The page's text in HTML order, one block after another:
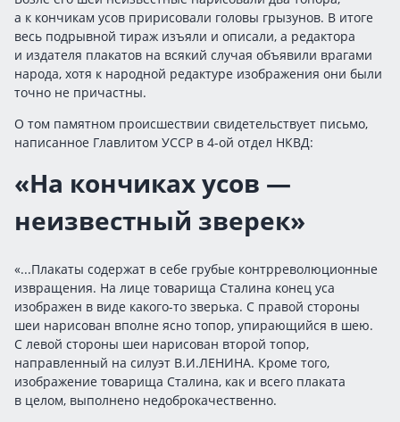
а к кончикам усов пририсовали головы грызунов. В итоге
весь подрывной тираж изъяли и описали, а редактора
и издателя плакатов на всякий случая объявили врагами
народа, хотя к народной редактуре изображения они были
точно не причастны.
О том памятном происшествии свидетельствует письмо,
написанное Главлитом УССР в 4-ой отдел НКВД:
«На кончиках усов —
неизвестный зверек»
«...Плакаты содержат в себе грубые контрреволюционные
извращения. На лице товарища Сталина конец уса
изображен в виде какого-то зверька. С правой стороны
шеи нарисован вполне ясно топор, упирающийся в шею.
С левой стороны шеи нарисован второй топор,
направленный на силуэт В.И.ЛЕНИНА. Кроме того,
изображение товарища Сталина, как и всего плаката
в целом, выполнено недоброкачественно.